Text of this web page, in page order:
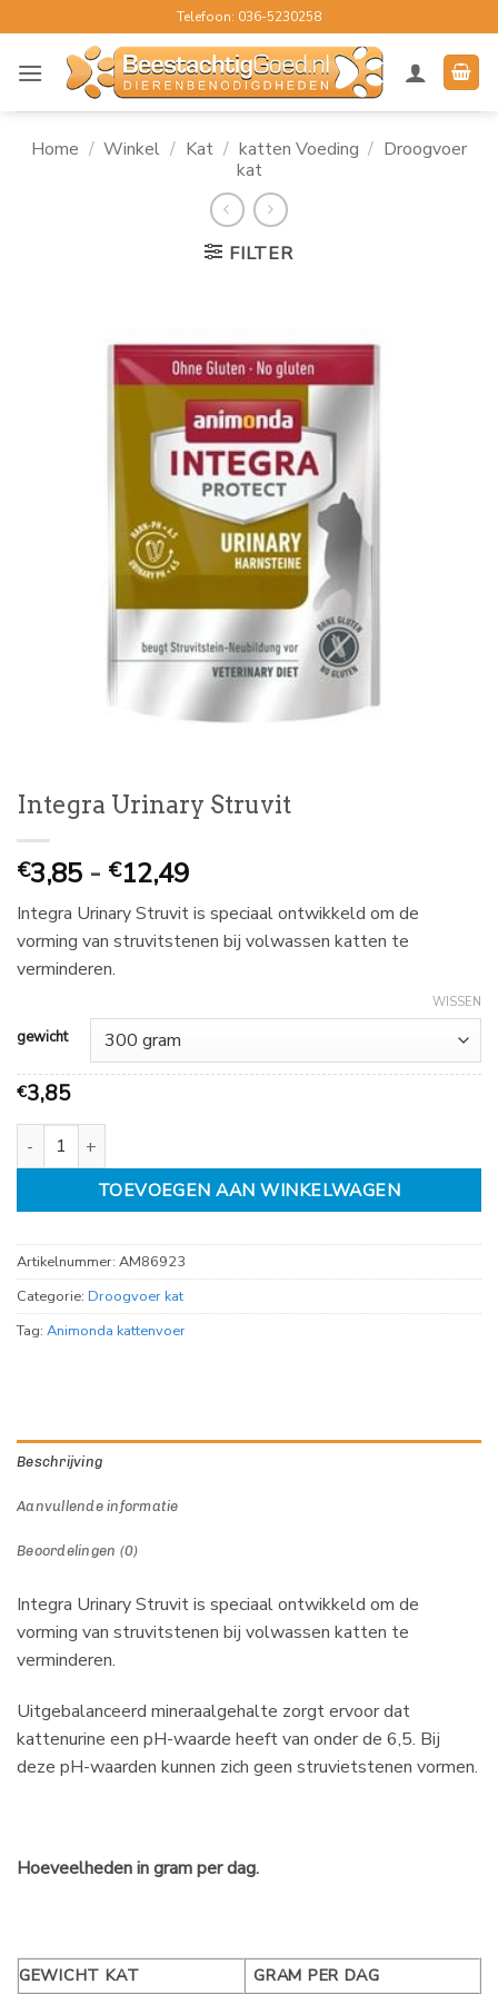
naar
inhoud
Telefoon: 036-5230258
Home / Winkel / Kat / katten Voeding / Droogvoer
kat
FILTER
Integra Urinary Struvit
€3,85 - €12,49Prijsklasse:
€
3,85
tot
Integra Urinary Struvit is speciaal ontwikkeld om de
vorming van struvitstenen bij volwassen katten te
verminderen.
gewicht
WISSEN
€3,85
Integra Urinary Struvit aantal
TOEVOEGEN AAN WINKELWAGEN
Artikelnummer: AM86923
Categorie: Droogvoer kat
Tag: Animonda kattenvoer
Beschrijving
Aanvullende informatie
Beoordelingen (0)
Integra Urinary Struvit is speciaal ontwikkeld om de
vorming van struvitstenen bij volwassen katten te
verminderen.
Uitgebalanceerd mineraalgehalte zorgt ervoor dat
kattenurine een pH-waarde heeft van onder de 6,5. Bij
deze pH-waarden kunnen zich geen struvietstenen vormen.
Hoeveelheden in gram per dag.
GEWICHT KAT GRAM PER DAG